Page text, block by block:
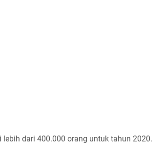
dari 400.000 orang untuk tahun 2020.